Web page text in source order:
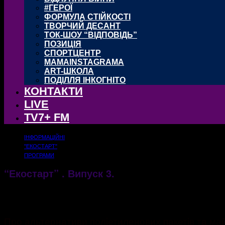
#ГЕРОЇ
ФОРМУЛА СТІЙКОСТІ
ТВОРЧИЙ ДЕСАНТ
ТОК-ШОУ “ВІДПОВІДЬ”
ПОЗИЦІЯ
СПОРТЦЕНТР
MAMAINSTAGRAMA
ART-ШКОЛА
ПОДІЛЛЯ ІНКОГНІТО
КОНТАКТИ
LIVE
TV7+ FM
ІНФОРМАЦІЙНІ
"ЕКОСТАРТ"
ПРОГРАМИ
“Екостарт” . Випуск 3.